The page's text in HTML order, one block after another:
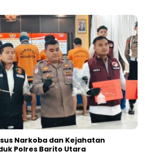
Narkoba dan Kejahatan
Polres Barito Utara